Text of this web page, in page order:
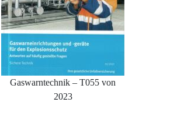
Gaswarntechnik – T055 von
2023